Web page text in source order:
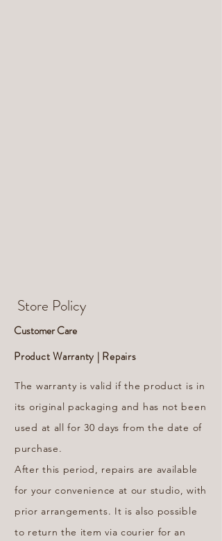
Store Policy
Customer Care
Product Warranty | Repairs
The warranty is valid if the product is in
its original packaging and has not been
used at all for 30 days from the date of
purchase.
After this period, repairs are available
for your convenience at our studio, with
prior arrangements. It is also possible
to return the item via courier for an